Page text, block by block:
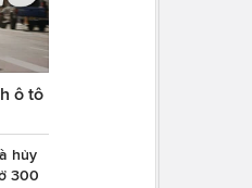
ô tô
hủy
300